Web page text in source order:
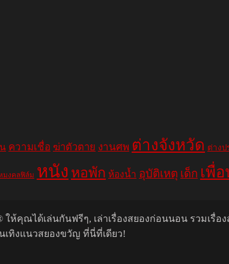
ความเชื่อ ฆ่าตัวตาย งานศพ ต่างจังหวัด ต่างป
มงคลฟิล์ม หนัง หอพัก ห้องน้ำ อุบัติเหตุ เด็ก เพื่
ให้คุณได้เล่นกันฟรีๆ, เล่าเรื่องสยองก่อนนอน รวม
เทิงแนวสยองขวัญ ที่นี่ที่เดียว!